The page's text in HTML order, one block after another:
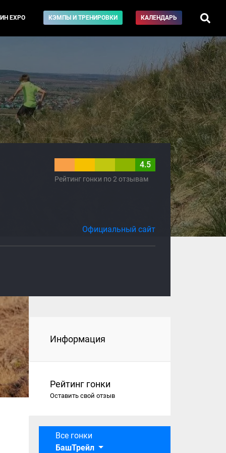
EXPO КЭМПЫ И ТРЕНИРОВКИ КАЛЕНДАРЬ
4.5
Рейтинг гонки по 2 отзывам
Официальный сайт
Информация
Рейтинг гонки
Оставить свой отзыв
Все гонки
БашТрейл